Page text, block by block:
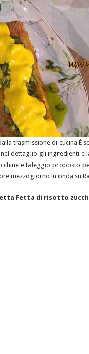
trasmissione di cucina È
nel dettaglio gli ingredienti
e taleggio proposto
mezzogiorno in onda su
Fetta di risotto